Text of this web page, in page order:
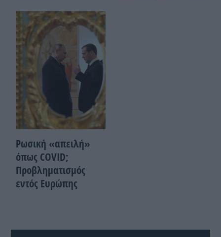
Ρωσική «απειλή»
όπως COVID;
Προβληματισμός
εντός Ευρώπης